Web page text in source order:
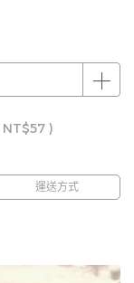
NT$57 )
運送方式